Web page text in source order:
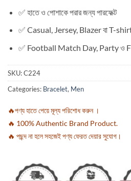
✅ হাতে ও পোশাকে পরার জন্য পারফেক্ট
✅ Casual, Jersey, Blazer বা T-shirt
✅ Football Match Day, Party ও
SKU:C224
Categories: Bracelet, Men
🔥পণ্য হাতে পেয়ে মূল্য পরিশোধ করুন ।
🔥 100% Authentic Brand Product.
🔥 পছন্দ না হলে সহজেই পণ্য ফেরত দেয়ার সুযোগ।